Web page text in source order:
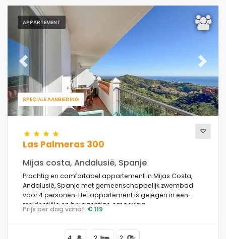
APPARTEMENT
SPECIALE AANBIEDING
Previous Next
Las Palmeras 300
Mijas costa, Andalusië, Spanje
Prachtig en comfortabel appartement in Mijas Costa,
Andalusië, Spanje met gemeenschappelijk zwembad
voor 4 personen. Het appartement is gelegen in een
residentiële en bergachtige omgeving.
Prijs per dag vanaf: € 119